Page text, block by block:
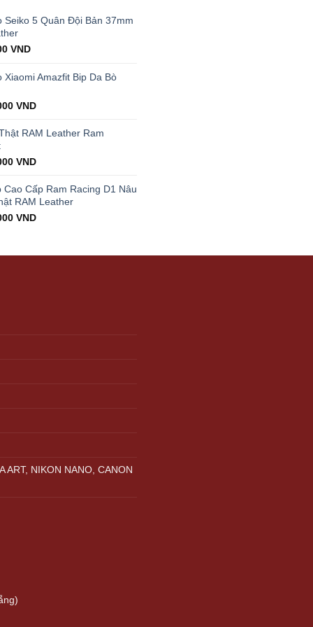
Seiko 5 Quân Đội Bản 37mm
VNDCurrent
is:
199.000 VND.
Amazfit Bip Da Bò
VND
RAM Leather Ram
VND
Cấp Ram Racing D1 Nâu
RAM Leather
VND
ART, NIKON NANO, CANON